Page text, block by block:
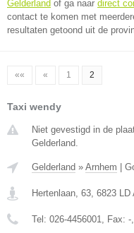
Gelderland of ga naar direct
contact te komen met
resultaten getoond uit de
«« « 1 2
Taxi wendy
Niet gevestigd in de
Gelderland.
Gelderland » Arnhem
Hertenlaan, 63, 6823 LD
Tel: 026-4456001, Fax: -